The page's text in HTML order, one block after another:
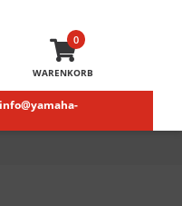
0
WARENKORB